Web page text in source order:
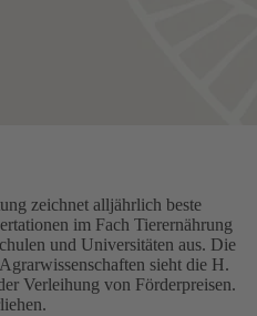
zeichnet alljährlich beste
im Fach Tierernährung
und Universitäten aus. Die
sieht die H.
Verleihung von Förderpreisen.